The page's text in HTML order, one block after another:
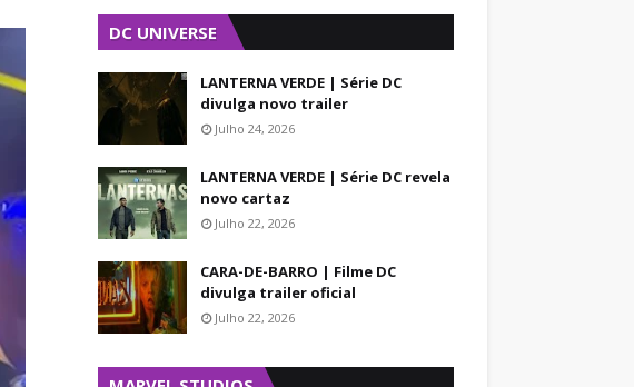
DC UNIVERSE
LANTERNA VERDE | Série DC
divulga novo trailer
Julho 24, 2026
LANTERNA VERDE | Série DC revela
novo cartaz
Julho 22, 2026
CARA-DE-BARRO | Filme DC
divulga trailer oficial
Julho 22, 2026